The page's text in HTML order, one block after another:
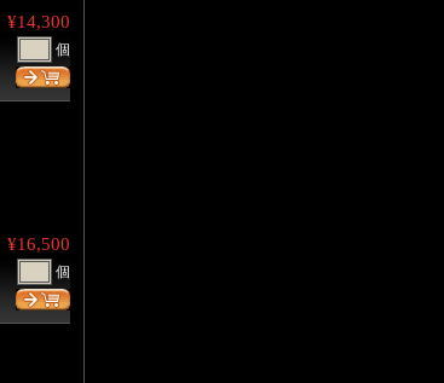
¥14,300
個
¥16,500
個